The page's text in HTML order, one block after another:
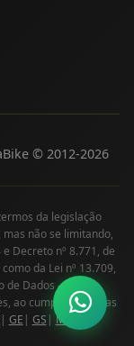
© 2012-2026
da legislação
não se limitando,
Decreto nº 8.771, de
da Lei nº 13.709,
de Dados - LGPD),
ao cumprimento das
| GE | GS |MS